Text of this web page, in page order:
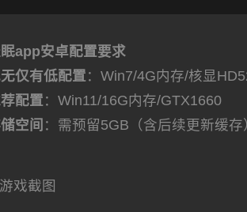
app安卓配置要求
仅有低配置​ ：Win7/4G内存/核显
配置​ ​：Win11/16G内存/GTX1660
空间​ ：需预留5GB（含后续更新缓存